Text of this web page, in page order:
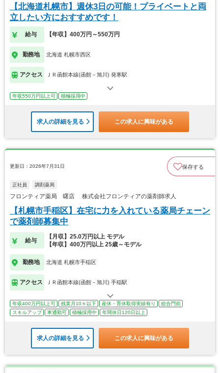
【北海道札幌市】週休3日の可能！プライベートと両
立したい方におすすめです！
給与 【年収】400万円～550万円
勤務地 北海道 札幌市西区
アクセス ＪＲ函館本線(函館－旭川) 発寒駅
年収550万円以上可 積極採用中
求人の詳細を見る この求人に興味がある
更新日：2026年7月31日 保存する
正社員 調剤薬局
フロンティア薬局 曙店 株式会社フロンティアの薬剤師求人
【札幌市手稲区】在宅に力を入れている薬局チェーン
で薬剤師募集中
給与
【月収】25.0万円以上 モデル
【年収】400万円以上 25歳～モデル
勤務地 北海道 札幌市手稲区
アクセス ＪＲ函館本線(函館－旭川) 手稲駅
年収400万円以上可 残業月10ｈ以下 産休・育休取得実績有り
総合門前
スキルアップ
車通勤可 積極採用中 年間休日120日以上
求人の詳細を見る この求人に興味がある